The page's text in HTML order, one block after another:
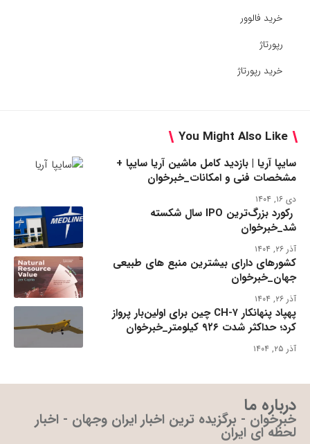
خرید فالوور
رپورتاژ
خرید رپورتاژ
You Might Also Like
سایپا آریا | بازدید کامل ماشین آریا سایپا +
مشخصات فنی و امکانات_خبرخوان
دی ۱۶, ۱۴۰۴
رکورد بزرگ‌ترین IPO سال شکسته
شد_خبرخوان
آذر ۲۶, ۱۴۰۴
کشورهای دارای بیشترین منبع های طبیعی
جهان_خبرخوان
آذر ۲۶, ۱۴۰۴
پهپاد پنهانکار CH-۷ چین برای اولین‌بار پرواز
کرد؛ حداکثر شدت ۹۲۶ کیلومتر_خبرخوان
آذر ۲۵, ۱۴۰۴
درباره ما
خبرخوان - برگزیده ترین اخبار ایران وجهان - اخبار
لحظه ای ایران